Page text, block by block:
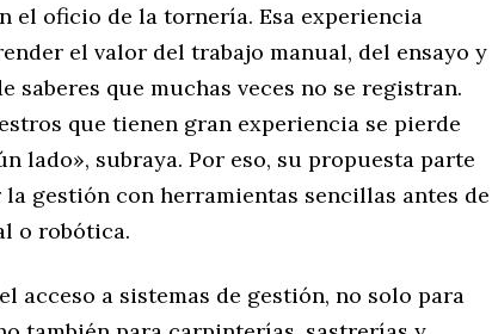
el oficio de la tornería. Esa experiencia
el valor del trabajo manual, del ensayo y
saberes que muchas veces no se registran.
que tienen gran experiencia se pierde
lado», subraya. Por eso, su propuesta parte
gestión con herramientas sencillas antes de
o robótica.
acceso a sistemas de gestión, no solo para